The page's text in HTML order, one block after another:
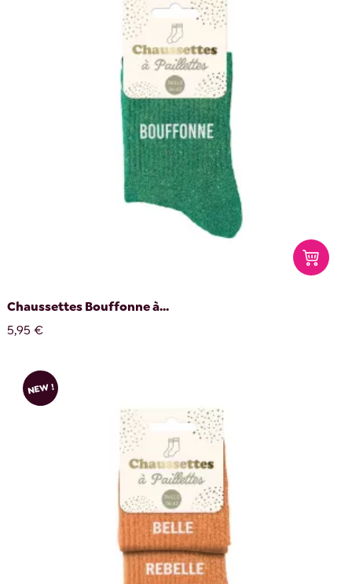
Chaussettes Bouffonne à...
5,95 €
NEW !